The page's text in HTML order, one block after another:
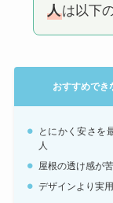
人は以下
おすすめでき
とにかく安さを
人
屋根の透け感が
デザインより実